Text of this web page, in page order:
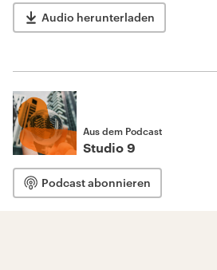
Audio herunterladen
Aus dem Podcast
Studio 9
Podcast abonnieren